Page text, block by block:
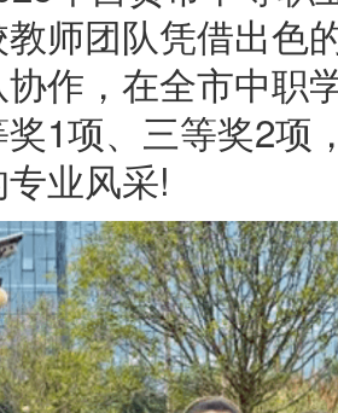
师团队凭借出色
作，在全市中职
1项、三等奖2项
业风采!